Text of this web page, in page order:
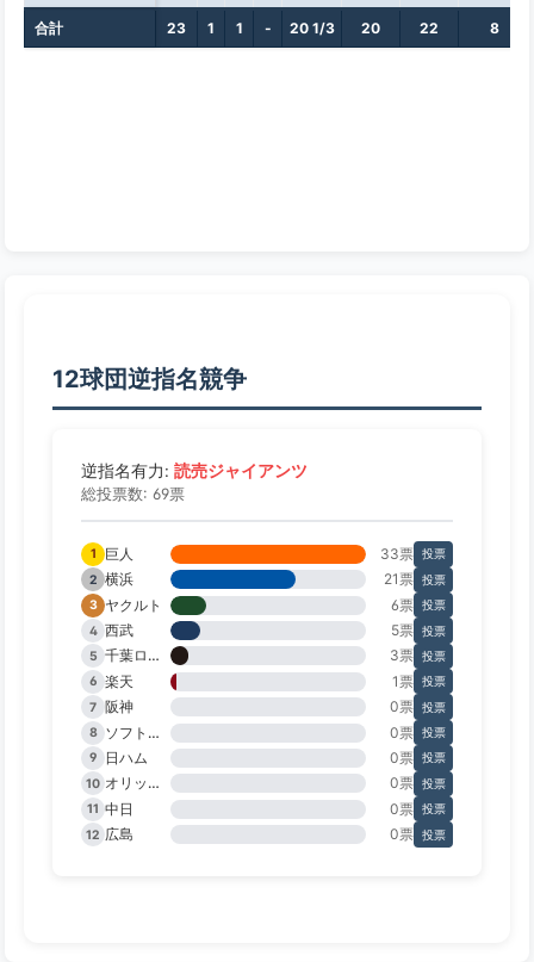
合計 23 1 1 - 20 1/3 20 22 8
12球団逆指名競争
逆指名有力: 読売ジャイアンツ
総投票数: 69票
1 巨人 33票 投票
2 横浜 21票 投票
3 ヤクルト 6票 投票
4 西武 5票 投票
5
千葉ロッテ 3票 投票
6 楽天 1票 投票
7 阪神 0票 投票
8
ソフトバンク 0票 投票
9
日ハム 0票 投票
10
オリックス 0票 投票
11 中日 0票 投票
12 広島 0票 投票